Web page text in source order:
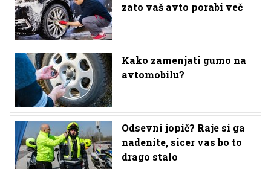
zato vaš avto porabi več
Kako zamenjati gumo na
avtomobilu?
Odsevni jopič? Raje si ga
nadenite, sicer vas bo to
drago stalo